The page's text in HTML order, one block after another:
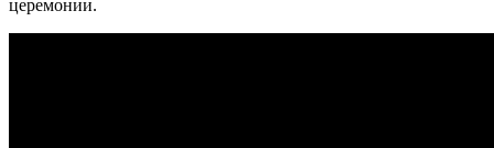
церемонии.